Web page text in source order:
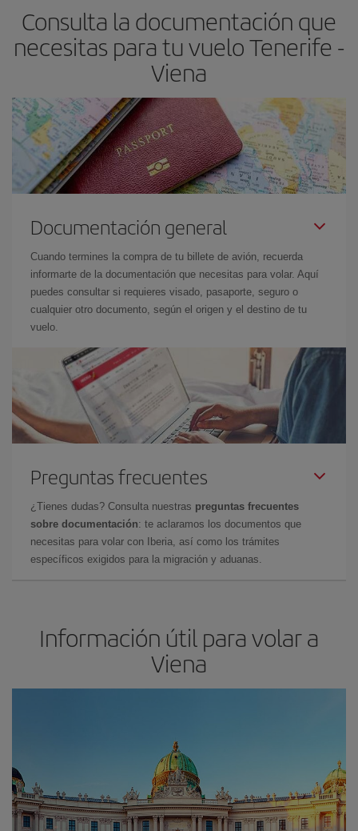
Consulta la documentación que
necesitas para tu vuelo Tenerife -
Viena
Documentación general
Cuando termines la compra de tu billete de avión, recuerda
informarte de la documentación que necesitas para volar. Aquí
puedes consultar si requieres visado, pasaporte, seguro o
cualquier otro documento, según el origen y el destino de tu
vuelo.
Preguntas frecuentes
¿Tienes dudas? Consulta nuestras preguntas frecuentes
sobre documentación: te aclaramos los documentos que
necesitas para volar con Iberia, así como los trámites
específicos exigidos para la migración y aduanas.
Información útil para volar a
Viena